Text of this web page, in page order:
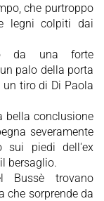
che purtroppo
legni colpiti dai
da una forte
palo della porta
tiro di Di Paola
bella conclusione
severamente
sui piedi dell'ex
bersaglio.
Bussè trovano
che sorprende da